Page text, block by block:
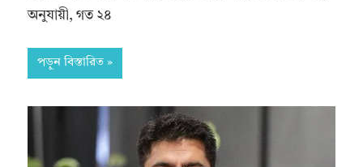
অনুযায়ী, গত ২৪
পড়ুন বিস্তারিত